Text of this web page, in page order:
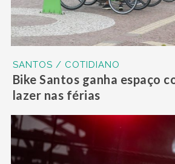
SANTOS / COTIDIANO
Bike Santos ganha espaço
lazer nas férias